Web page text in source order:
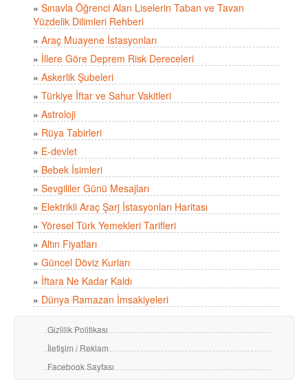
» Sınavla Öğrenci Alan Liselerin Taban ve Tavan
Yüzdelik Dilimleri Rehberi
» Araç Muayene İstasyonları
» İllere Göre Deprem Risk Dereceleri
» Askerlik Şubeleri
» Türkiye İftar ve Sahur Vakitleri
» Astroloji
» Rüya Tabirleri
» E-devlet
» Bebek İsimleri
» Sevgililer Günü Mesajları
» Elektrikli Araç Şarj İstasyonları Haritası
» Yöresel Türk Yemekleri Tarifleri
» Altın Fiyatları
» Güncel Döviz Kurları
» İftara Ne Kadar Kaldı
» Dünya Ramazan İmsakiyeleri
Gizlilik Politikası
İletişim / Reklam
Facebook Sayfası